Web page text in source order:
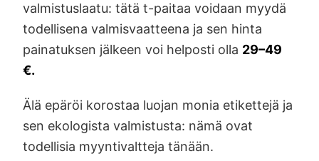
valmistuslaatu: tätä t-paitaa voidaan myydä
todellisena valmisvaatteena ja sen hinta
painatuksen jälkeen voi helposti olla 29–49
€.
Älä epäröi korostaa luojan monia etikettejä ja
sen ekologista valmistusta: nämä ovat
todellisia myyntivaltteja tänään.